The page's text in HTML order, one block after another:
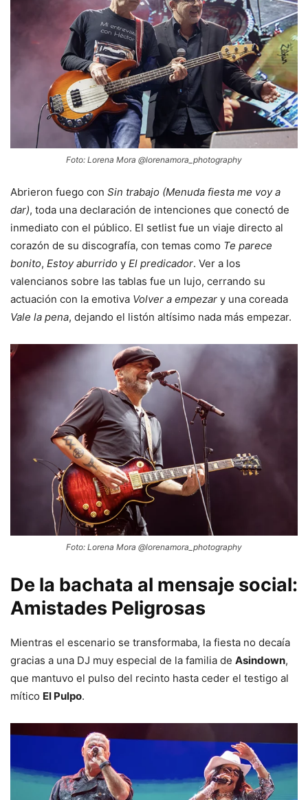
Foto: Lorena Mora @lorenamora_photography
Abrieron fuego con Sin trabajo (Menuda fiesta me voy a
dar), toda una declaración de intenciones que conectó de
inmediato con el público. El setlist fue un viaje directo al
corazón de su discografía, con temas como Te parece
bonito, Estoy aburrido y El predicador. Ver a los
valencianos sobre las tablas fue un lujo, cerrando su
actuación con la emotiva Volver a empezar y una coreada
Vale la pena, dejando el listón altísimo nada más empezar.
Foto: Lorena Mora @lorenamora_photography
De la bachata al mensaje social:
Amistades Peligrosas
Mientras el escenario se transformaba, la fiesta no decaía
gracias a una DJ muy especial de la familia de Asindown,
que mantuvo el pulso del recinto hasta ceder el testigo al
mítico El Pulpo.